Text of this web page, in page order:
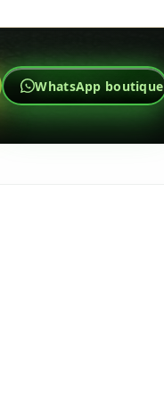
WhatsApp boutique